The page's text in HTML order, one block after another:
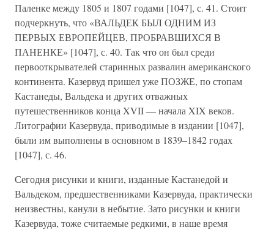
Паленке между 1805 и 1807 годами [1047], с. 41. Стоит
подчеркнуть, что «ВАЛЬДЕК БЫЛ ОДНИМ ИЗ
ПЕРВЫХ ЕВРОПЕЙЦЕВ, ПРОБРАВШИХСЯ В
ПАНЕНКЕ» [1047], с. 40. Так что он был среди
первооткрывателей старинных развалин американского
континента. Казервуд пришел уже ПОЗЖЕ, по стопам
Кастанеды, Вальдека и других отважных
путешественников конца XVII — начала XIX веков.
Литографии Казервуда, приводимые в издании [1047],
были им выполнены в основном в 1839–1842 годах
[1047], с. 46.
Сегодня рисунки и книги, изданные Кастанедой и
Вальдеком, предшественниками Казервуда, практически
неизвестны, канули в небытие. Зато рисунки и книги
Казервуда, тоже считаемые редкими, в наше время